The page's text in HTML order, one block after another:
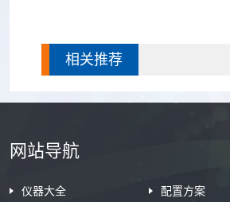
相关推荐
网站导航
仪器大全 配置方案